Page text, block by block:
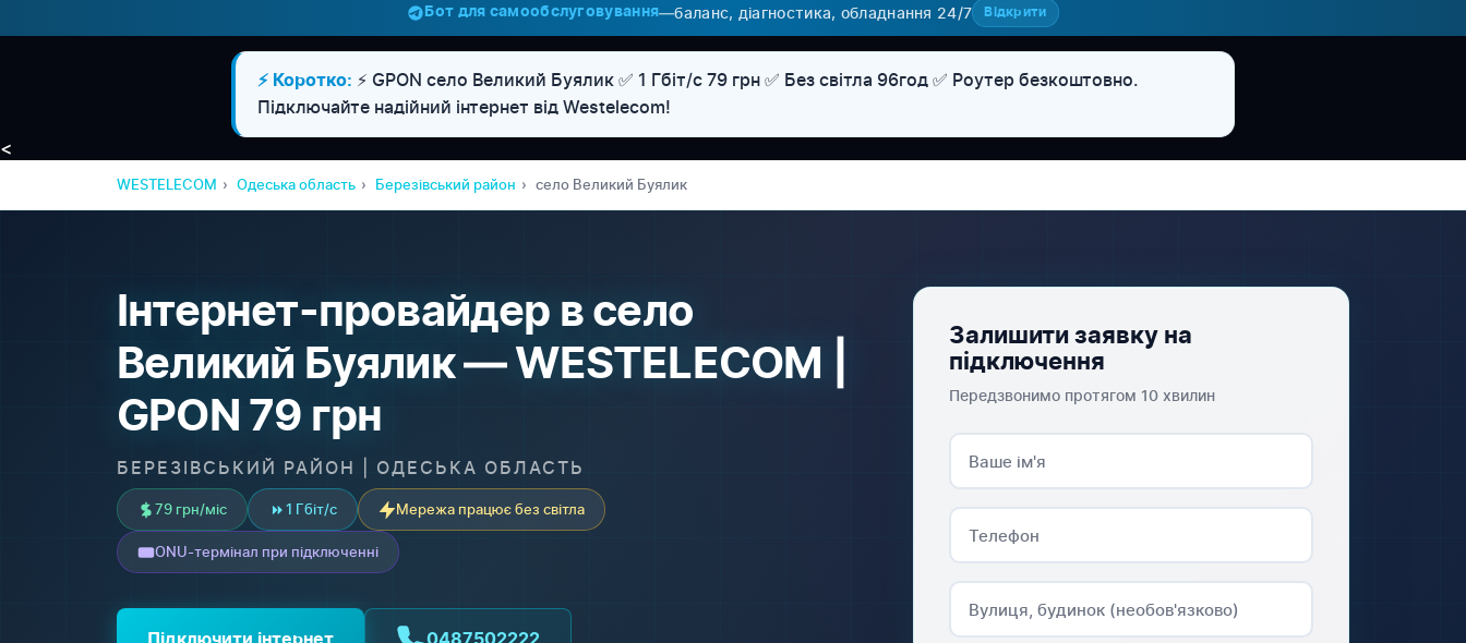
Бот для самообслуговування—баланс, діагностика, обладнання 24/7 Відкрити
⚡ Коротко: ⚡ GPON село Великий Буялик ✅ 1 Гбіт/с 79 грн ✅ Без світла 96год ✅ Роутер безкоштовно.
Підключайте надійний інтернет від Westelecom!
<
WESTELECOM Одеська область Березівський район село Великий Буялик
Інтернет-провайдер в село
Великий Буялик — WESTELECOM |
GPON 79 грн
БЕРЕЗІВСЬКИЙ РАЙОН | ОДЕСЬКА ОБЛАСТЬ
79 грн/міс 1 Гбіт/с Мережа працює без світла
ONU-термінал при підключенні
Підключити інтернет 0487502222
Залишити заявку на
підключення
Передзвонимо протягом 10 хвилин